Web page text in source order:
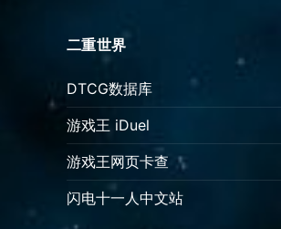
二重世界
DTCG数据库
游戏王 iDuel
游戏王网页卡查
闪电十一人中文站